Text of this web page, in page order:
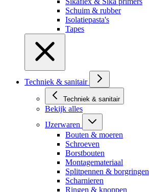
Schuim & rubber
Isolatiepasta's
Tapes
Techniek & sanitair
Techniek & sanitair
Bekijk alles
IJzerwaren
Bouten & moeren
Schroeven
Borstbouten
Montagemateriaal
Splitpennen & borgringen
Scharnieren
Ringen & knoppen